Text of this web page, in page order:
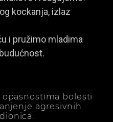
kockanja, izlaz
i pružimo mladima
opasnostima bolesti
agresivnih